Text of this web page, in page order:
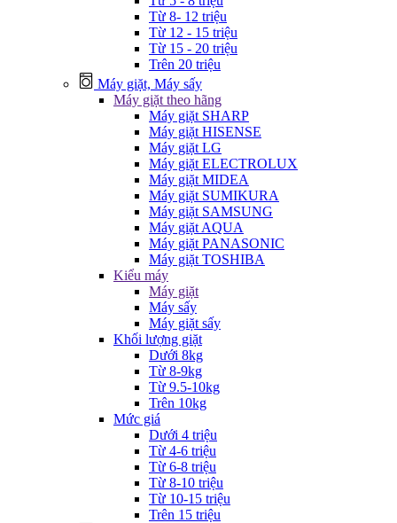
Từ 8- 12 triệu
Từ 12 - 15 triệu
Từ 15 - 20 triệu
Trên 20 triệu
Máy giặt, Máy sấy
Máy giặt theo hãng
Máy giặt SHARP
Máy giặt HISENSE
Máy giặt LG
Máy giặt ELECTROLUX
Máy giặt MIDEA
Máy giặt SUMIKURA
Máy giặt SAMSUNG
Máy giặt AQUA
Máy giặt PANASONIC
Máy giặt TOSHIBA
Kiểu máy
Máy giặt
Máy sấy
Máy giặt sấy
Khối lượng giặt
Dưới 8kg
Từ 8-9kg
Từ 9.5-10kg
Trên 10kg
Mức giá
Dưới 4 triệu
Từ 4-6 triệu
Từ 6-8 triệu
Từ 8-10 triệu
Từ 10-15 triệu
Trên 15 triệu